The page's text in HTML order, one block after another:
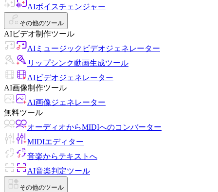
AIボイスチェンジャー
その他のツール
AIビデオ制作ツール
AIミュージックビデオジェネレーター
リップシンク動画生成ツール
AIビデオジェネレーター
AI画像制作ツール
AI画像ジェネレーター
無料ツール
オーディオからMIDIへのコンバーター
MIDIエディター
音楽からテキストへ
AI音楽判定ツール
その他のツール